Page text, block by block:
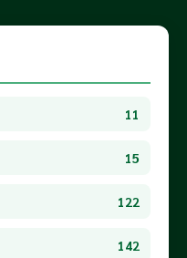
11
15
122
142